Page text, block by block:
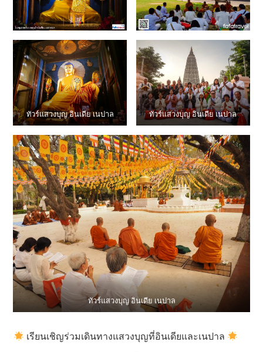
ทัวร์แสวงบุญ อินเดีย เนปาล ทัวร์แสวงบุญ อินเดีย เนปาล
ทัวร์แสวงบุญ อินเดีย เนปาล
เรียนเชิญร่วมเดินทางแสวงบุญที่อินเดียและเนปาล